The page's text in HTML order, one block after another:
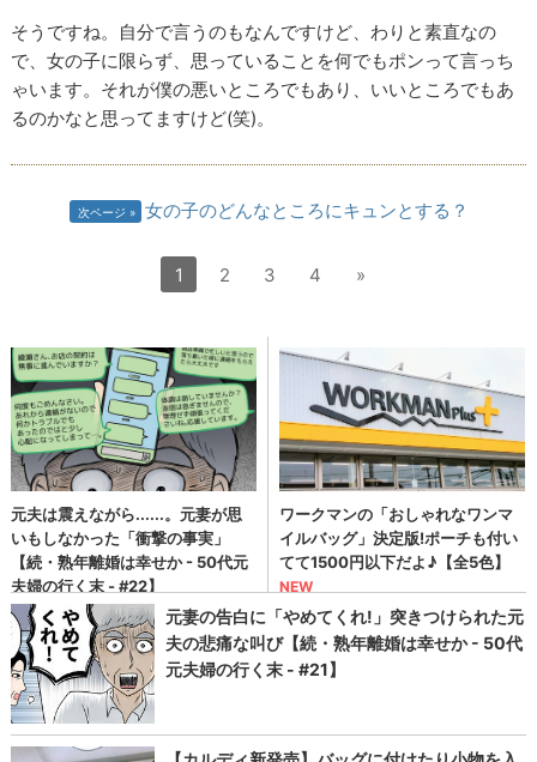
そうですね。自分で言うのもなんですけど、わりと素直なの
で、女の子に限らず、思っていることを何でもポンって言っち
ゃいます。それが僕の悪いところでもあり、いいところでもあ
るのかなと思ってますけど(笑)。
次ページ 女の子のどんなところにキュンとする？
1 2 3 4 »